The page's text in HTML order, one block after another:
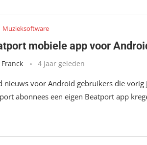
Muzieksoftware
mobiele app voor
Franck 4 jaar geleden
nieuws voor Android gebruikers die
abonnees een eigen Beatport app